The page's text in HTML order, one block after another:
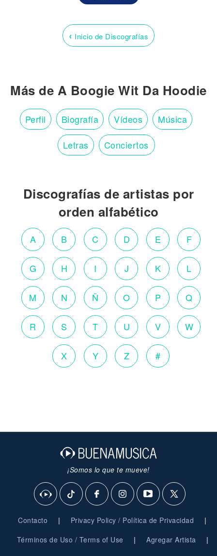
‹ Inicio de Discografías
Más de A Boogie Wit Da Hoodie
Perfil Biografía Vídeos Música
Letras Conciertos
Discografías de artistas por
orden alfabético
A B C D E F
G H I J K L
M N Ñ O P Q
R S T U V W
X Y Z #
¡Somos lo que te mueve!
Contacto | Privacy Policy / Política de Privacidad |
Términos de Uso / Terms of Use | Agregar Artista |